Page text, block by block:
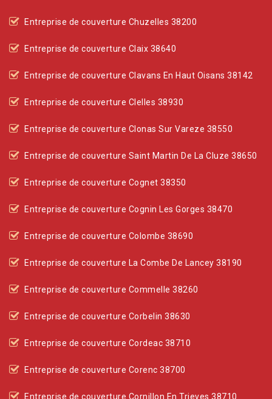
Entreprise de couverture Chuzelles 38200
Entreprise de couverture Claix 38640
Entreprise de couverture Clavans En Haut Oisans 38142
Entreprise de couverture Clelles 38930
Entreprise de couverture Clonas Sur Vareze 38550
Entreprise de couverture Saint Martin De La Cluze 38650
Entreprise de couverture Cognet 38350
Entreprise de couverture Cognin Les Gorges 38470
Entreprise de couverture Colombe 38690
Entreprise de couverture La Combe De Lancey 38190
Entreprise de couverture Commelle 38260
Entreprise de couverture Corbelin 38630
Entreprise de couverture Cordeac 38710
Entreprise de couverture Corenc 38700
Entreprise de couverture Cornillon En Trieves 38710